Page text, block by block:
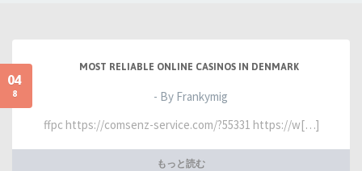
04
8
MOST RELIABLE ONLINE CASINOS IN DENMARK
- By Frankymig
ffpc https://comsenz-service.com/?55331 https://w[…]
もっと読む